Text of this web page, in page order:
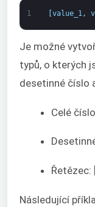
1 value_1,
Je možné
typů, o kterých
desetinné číslo
Celé
Řetězec:
Následující